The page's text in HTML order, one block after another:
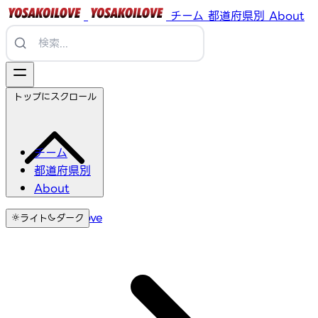
チーム 都道府県別 About
チーム
都道府県別
About
ライト ダーク
トップにスクロール
YosakoiLove